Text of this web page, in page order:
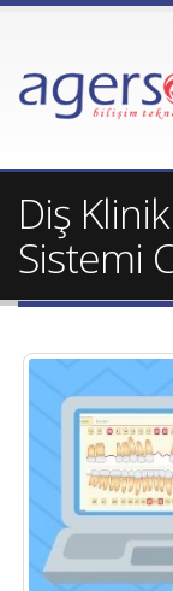
Diş
Sistemi